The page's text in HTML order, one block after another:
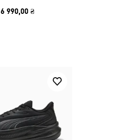
6 990,00 ₴